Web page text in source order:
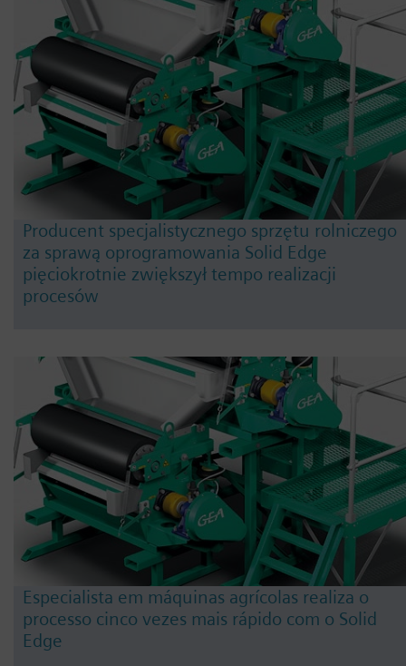
Producent specjalistycznego sprzętu rolniczego
za sprawą oprogramowania Solid Edge
pięciokrotnie zwiększył tempo realizacji
procesów
Especialista em máquinas agrícolas realiza o
processo cinco vezes mais rápido com o Solid
Edge